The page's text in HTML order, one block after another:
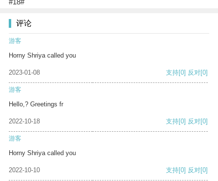
#18#
评论
游客
Horny Shriya called you
2023-01-08 支持[0] 反对[0]
游客
Hello,? Greetings fr
2022-10-18 支持[0] 反对[0]
游客
Horny Shriya called you
2022-10-10 支持[0] 反对[0]